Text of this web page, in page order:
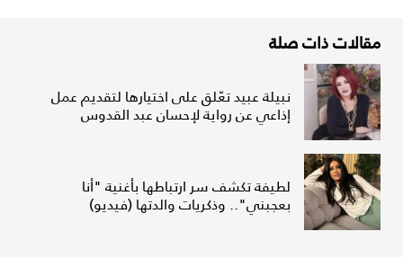
مقالات ذات صلة
نبيلة عبيد تعّلق على اختيارها لتقديم عمل
إذاعي عن رواية لإحسان عبد القدوس
لطيفة تكشف سر ارتباطها بأغنية "أنا
بعجبني".. وذكريات والدتها (فيديو)